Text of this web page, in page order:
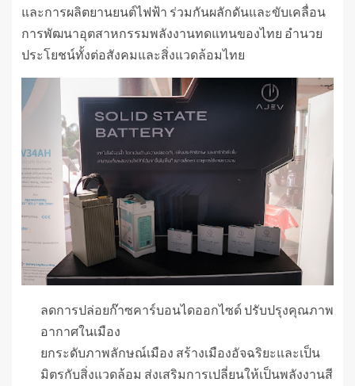
และการผลิตยานยนต์ไฟฟ้า ร่วมกันผลักดันและขับเคลื่อน
การพัฒนาอุตสาหกรรมพลังงานทดแทนของไทย อำนวย
ประโยชน์ทั้งต่อสังคมและสิ่งแวดล้อมไทย
ลดการปล่อยก๊าซคาร์บอนไดออกไซด์ ปรับปรุงคุณภาพ
อากาศในเมือง
ยกระดับภาพลักษณ์เมือง สร้างเมืองอัจฉริยะและเป็น
มิตรกับสิ่งแวดล้อม ส่งเสริมการเปลี่ยนให้เป็นพลังงานสี